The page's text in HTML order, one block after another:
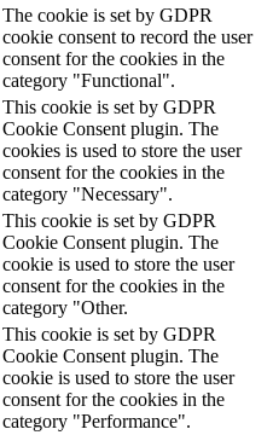
The cookie is set by GDPR
cookie consent to record the user
consent for the cookies in the
category "Functional".
This cookie is set by GDPR
Cookie Consent plugin. The
cookies is used to store the user
consent for the cookies in the
category "Necessary".
This cookie is set by GDPR
Cookie Consent plugin. The
cookie is used to store the user
consent for the cookies in the
category "Other.
This cookie is set by GDPR
Cookie Consent plugin. The
cookie is used to store the user
consent for the cookies in the
category "Performance".